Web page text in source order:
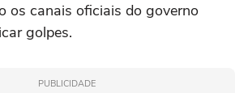
os canais oficiais do governo
golpes.
PUBLICIDADE